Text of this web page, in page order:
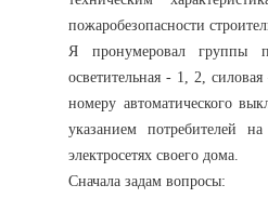
пожаробезопасности
Я пронумеровал группы
осветительная - 1, 2,
номеру автоматического
указанием потребителей
электросетях своего дома.
Сначала задам вопросы: